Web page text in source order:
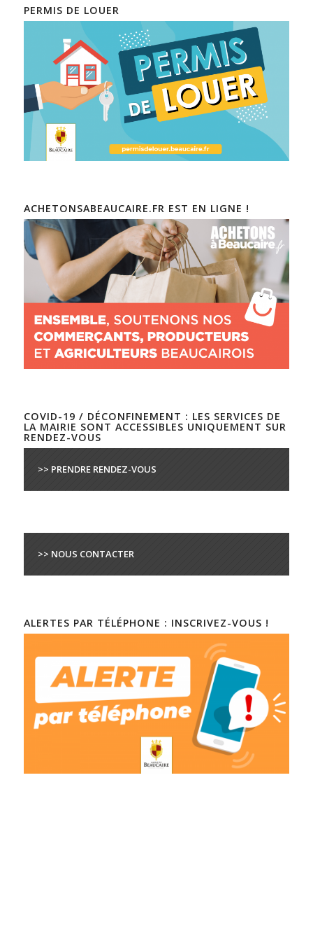
PERMIS DE LOUER
ACHETONSABEAUCAIRE.FR EST EN LIGNE !
COVID-19 / DÉCONFINEMENT : LES SERVICES DE
LA MAIRIE SONT ACCESSIBLES UNIQUEMENT SUR
RENDEZ-VOUS
>> PRENDRE RENDEZ-VOUS
>> NOUS CONTACTER
ALERTES PAR TÉLÉPHONE : INSCRIVEZ-VOUS !